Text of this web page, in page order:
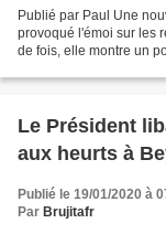
Publié par Paul Une
provoqué l'émoi sur les
de fois, elle montre un
Le Président
aux heurts à
Publié le 19/01/2020 à
Par Brujitafr